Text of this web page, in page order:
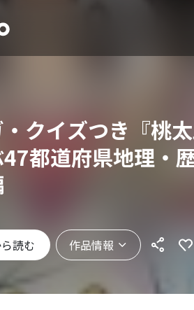
クイズつき『桃太
都道府県地理・
読む 作品情報